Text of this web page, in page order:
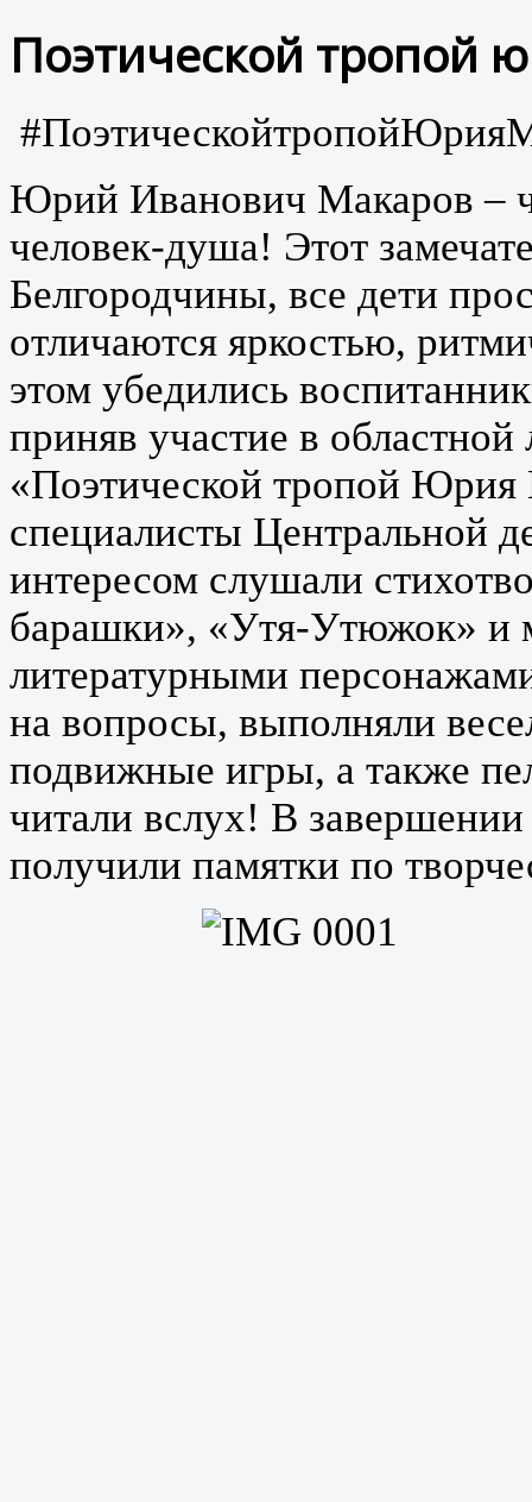
Поэтической тропой
Юрий Иванович Макаров –
человек-душа! Этот
Белгородчины, все дети
отличаются яркостью,
этом убедились
приняв участие в
«Поэтической тропой
специалисты Центральной
интересом слушали
барашки», «Утя-Утюжок» и
литературными
на вопросы, выполняли
подвижные игры, а также
читали вслух! В
получили памятки по